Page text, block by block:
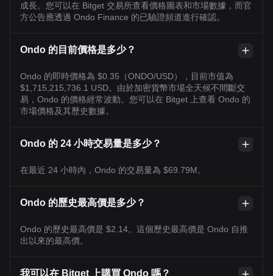
成長。您可以在 Bitget 交易所查看價格圖表和市場數據，而官
方公告應透過 Ondo Finance 的已驗證頻道進行確認。
Ondo 的目前價格是多少？
Ondo 的即時價格為 $0.35（ONDO/USD），目前市值為
$1,715,215,736.1 USD。由於加密貨幣市場全天候不間斷交
易，Ondo 的價格經常波動。您可以在 Bitget 上查看 Ondo 的
市場價格及其歷史數據。
Ondo 的 24 小時交易量是多少？
在最近 24 小時內，Ondo 的交易量為 $69.79M。
Ondo 的歷史最高價是多少？
Ondo 的歷史最高價是 $2.14。這個歷史最高價是 Ondo 自推
出以來的最高價。
我可以在 Bitget 上購買 Ondo 嗎？